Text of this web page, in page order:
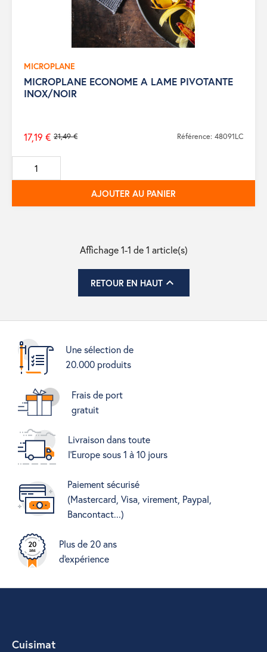
MICROPLANE
MICROPLANE ECONOME A LAME PIVOTANTE
INOX/NOIR
Prix
de
base
21,49 €
17,19 € Référence: 48091LC
AJOUTER AU PANIER
Affichage 1-1 de 1 article(s)
RETOUR EN HAUT
Une sélection de
20.000 produits
Frais de port
gratuit
Livraison dans toute
l'Europe sous 1 à 10 jours
Paiement sécurisé
(Mastercard, Visa, virement, Paypal,
Bancontact...)
Plus de 20 ans
d'expérience
Cuisimat